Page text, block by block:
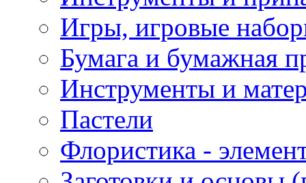
Игры, игровые
Бумага и бумажная
Инструменты и
Пастели
Флористика -